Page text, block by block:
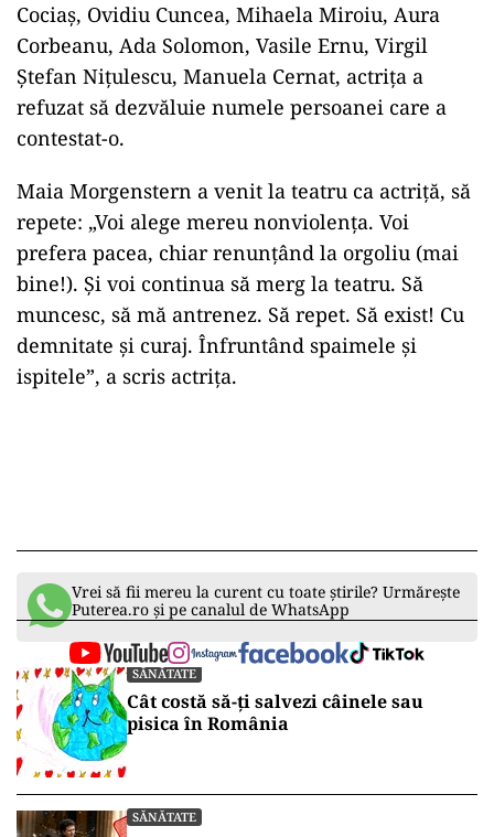
Cociaş, Ovidiu Cuncea, Mihaela Miroiu, Aura
Corbeanu, Ada Solomon, Vasile Ernu, Virgil
Ştefan Niţulescu, Manuela Cernat, actriţa a
refuzat să dezvăluie numele persoanei care a
contestat-o.
Maia Morgenstern a venit la teatru ca actriță, să
repete: „Voi alege mereu nonviolența. Voi
prefera pacea, chiar renunțând la orgoliu (mai
bine!). Și voi continua să merg la teatru. Să
muncesc, să mă antrenez. Să repet. Să exist! Cu
demnitate și curaj. Înfruntând spaimele și
ispitele”, a scris actrița.
Vrei să fii mereu la curent cu toate știrile? Urmărește
Puterea.ro și pe canalul de WhatsApp
SĂNĂTATE
Cât costă să-ți salvezi câinele sau
pisica în România
SĂNĂTATE